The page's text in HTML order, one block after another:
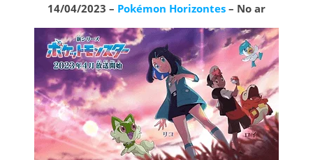
14/04/2023 – Pokémon Horizontes – No ar